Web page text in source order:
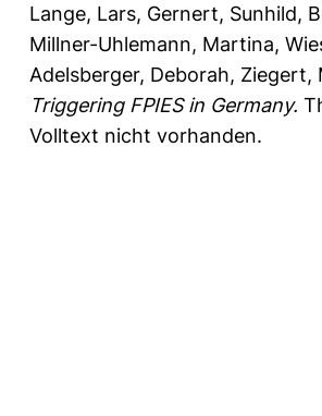
Lange, Lars, Gernert, Sunhild,
Millner-Uhlemann, Martina,
Adelsberger, Deborah, Ziegert,
Triggering FPIES in Germany.
Volltext nicht vorhanden.